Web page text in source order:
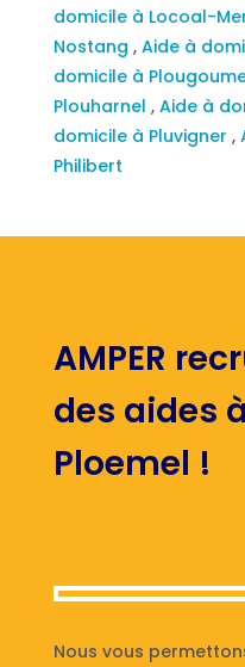
domicile à Locoal-
Nostang , Aide à
domicile à
Plouharnel , Aide à
domicile à Pluvigner ,
Philibert
AMPER
des aides
Ploemel !
Nous vous